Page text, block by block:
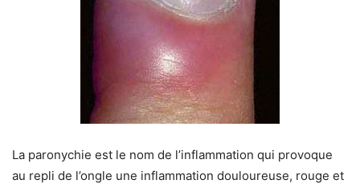
La paronychie est le nom de l’inflammation qui provoque
au repli de l’ongle une inflammation douloureuse, rouge et